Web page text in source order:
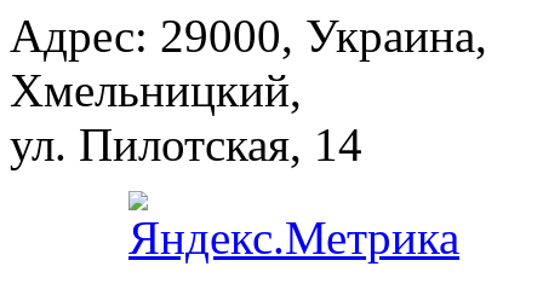
Адрес: 29000, Украина,
Хмельницкий,
ул. Пилотская, 14